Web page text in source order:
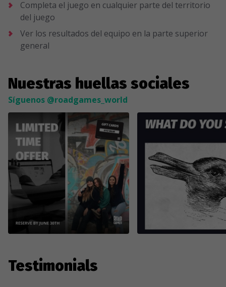
Completa el juego en cualquier parte del territorio
del juego
Ver los resultados del equipo en la parte superior
general
Nuestras huellas sociales
Síguenos @roadgames_world
Testimonials